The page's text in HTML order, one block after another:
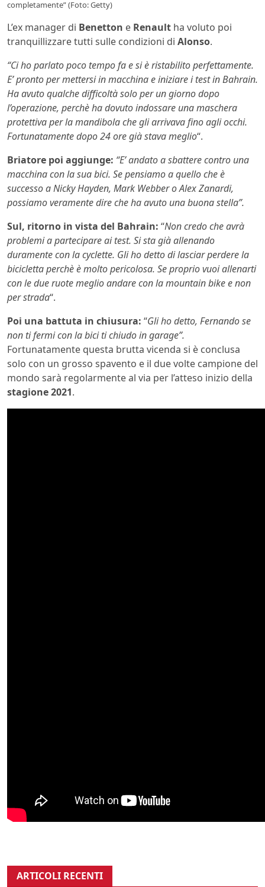
completamente” (Foto: Getty)
L’ex manager di Benetton e Renault ha voluto poi
tranquillizzare tutti sulle condizioni di Alonso.
“Ci ho parlato poco tempo fa e si è ristabilito perfettamente.
E’ pronto per mettersi in macchina e iniziare i test in Bahrain.
Ha avuto qualche difficoltà solo per un giorno dopo
l’operazione, perchè ha dovuto indossare una maschera
protettiva per la mandibola che gli arrivava fino agli occhi.
Fortunatamente dopo 24 ore già stava meglio“.
Briatore poi aggiunge: “E’ andato a sbattere contro una
macchina con la sua bici. Se pensiamo a quello che è
successo a Nicky Hayden, Mark Webber o Alex Zanardi,
possiamo veramente dire che ha avuto una buona stella”.
Sul, ritorno in vista del Bahrain: “Non credo che avrà
problemi a partecipare ai test. Si sta già allenando
duramente con la cyclette. Gli ho detto di lasciar perdere la
bicicletta perchè è molto pericolosa. Se proprio vuoi allenarti
con le due ruote meglio andare con la mountain bike e non
per strada“.
Poi una battuta in chiusura: “Gli ho detto, Fernando se
non ti fermi con la bici ti chiudo in garage”.
Fortunatamente questa brutta vicenda si è conclusa
solo con un grosso spavento e il due volte campione del
mondo sarà regolarmente al via per l’atteso inizio della
stagione 2021.
ARTICOLI RECENTI